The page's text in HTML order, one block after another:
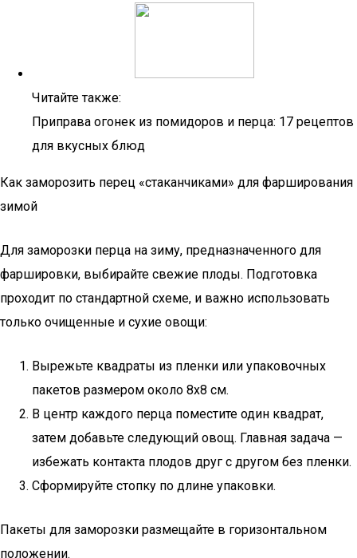
Читайте также:
Приправа огонек из помидоров и перца: 17 рецептов
для вкусных блюд
Как заморозить перец «стаканчиками» для фарширования
зимой
Для заморозки перца на зиму, предназначенного для
фаршировки, выбирайте свежие плоды. Подготовка
проходит по стандартной схеме, и важно использовать
только очищенные и сухие овощи:
Вырежьте квадраты из пленки или упаковочных
пакетов размером около 8х8 см.
В центр каждого перца поместите один квадрат,
затем добавьте следующий овощ. Главная задача —
избежать контакта плодов друг с другом без пленки.
Сформируйте стопку по длине упаковки.
Пакеты для заморозки размещайте в горизонтальном
положении.